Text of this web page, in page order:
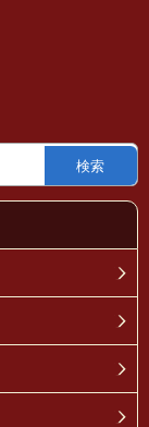
検索